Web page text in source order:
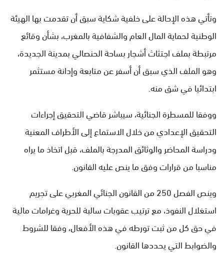
وتأتي هذه الإحالة على خلفية شكاية سبق أن تقدمت بها الهيئة
الوطنية لحماية المال العام والشفافية بالمغرب، بشأن وقائع
مرتبطة بملف اجتثاث أشجار بساحة الحنصالي بمدينة الجديدة،
وهو الملف الذي سبق أن أسفر عن متابعة وإدانة مستثمر
ابتدائيا في شق منه.
ووفقا للمسطرة الجنائية، سيباشر قاضي التحقيق إجراءات
التحقيق الإعدادي من خلال الاستماع إلى الأطراف المعنية
ودراسة المحاضر والوثائق المدرجة بالملف، قبل اتخاذ ما يراه
مناسبا من قرارات وفق ما ينص عليه القانون.
وينص الفصل 250 من القانون الجنائي المغربي على تجريم
استغلال النفوذ، مع ترتيب عقوبات سالبة للحرية وغرامات مالية
في حق كل من ثبت تورطه في هذه الأفعال، وفقا للشروط
والضوابط التي يحددها القانون.